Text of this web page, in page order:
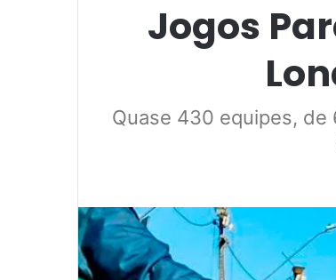
Jogos
Quase 430 equipes, de